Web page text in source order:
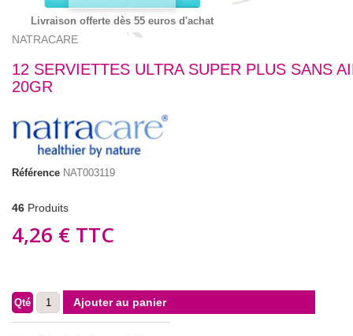
Livraison offerte dès 55 euros d'achat
NATRACARE
12 SERVIETTES ULTRA SUPER PLUS SANS
20GR
Référence NAT003119
46 Produits
4,26 € TTC
Qté Ajouter au panier